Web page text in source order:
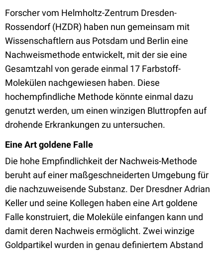
Forscher vom Helmholtz-Zentrum Dresden-
Rossendorf (HZDR) haben nun gemeinsam mit
Wissenschaftlern aus Potsdam und Berlin eine
Nachweismethode entwickelt, mit der sie eine
Gesamtzahl von gerade einmal 17 Farbstoff-
Molekülen nachgewiesen haben. Diese
hochempfindliche Methode könnte einmal dazu
genutzt werden, um einen winzigen Bluttropfen auf
drohende Erkrankungen zu untersuchen.
Eine Art goldene Falle
Die hohe Empfindlichkeit der Nachweis-Methode
beruht auf einer maßgeschneiderten Umgebung für
die nachzuweisende Substanz. Der Dresdner Adrian
Keller und seine Kollegen haben eine Art goldene
Falle konstruiert, die Moleküle einfangen kann und
damit deren Nachweis ermöglicht. Zwei winzige
Goldpartikel wurden in genau definiertem Abstand